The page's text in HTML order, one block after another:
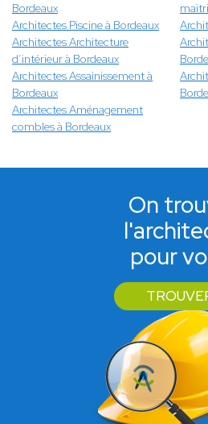
Bordeaux
Architectes Piscine à Bordeaux
Architectes Architecture
d’intérieur à Bordeaux
Architectes Assainissement à
Bordeaux
Architectes Aménagement
combles à Bordeaux
On
pour